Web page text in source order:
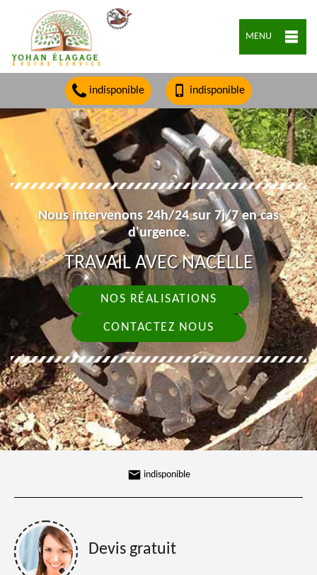
MENU
indisponible indisponible
Nous intervenons 24h/24 sur 7j/7 en cas
d'urgence.
TRAVAIL AVEC NACELLE
NOS RÉALISATIONS
CONTACTEZ NOUS
indisponible
Devis gratuit